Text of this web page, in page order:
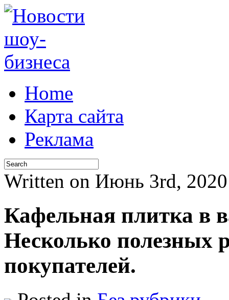
Home
Карта сайта
Реклама
Written on Июнь 3rd,
Кафельная плитка в
Несколько полезных
покупателей.